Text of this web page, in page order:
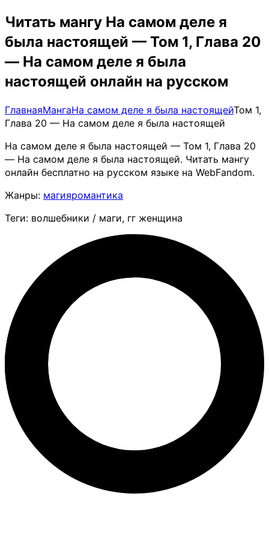
Читать мангу На самом деле я
была настоящей — Том 1, Глава 20
— На самом деле я была
настоящей онлайн на русском
ГлавнаяМангаНа самом деле я была настоящейТом 1,
Глава 20 — На самом деле я была настоящей
На самом деле я была настоящей — Том 1, Глава 20
— На самом деле я была настоящей. Читать мангу
онлайн бесплатно на русском языке на WebFandom.
Жанры: магияромантика
Теги: волшебники / маги, гг женщина